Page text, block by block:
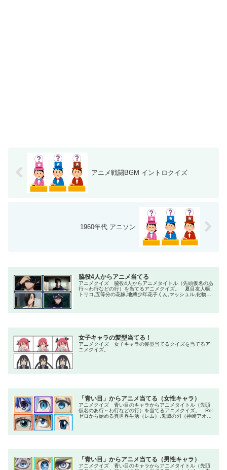
アニメ戦闘BGM イントロクイズ
1960年代 アニソン
脇役4人からアニメ当てる
アニメクイズ 脇役4人からアニメタイトル（先頭仮名のあ
行～わ行などの行）を当てるアニメクイズ。 夏目友人帳,
トリコ,五等分の花嫁,地縛少年花子くん,マッシュル,化物語,
女子キャラの髪型当てる！
アニメクイズ 女子キャラの髪型当てるクイズを当てるア
ニメクイズ。
「青い目」からアニメ当てる（女性キャラ）
アニメクイズ 青い目のキャラからアニメタイトル（先頭
仮名のあ行～わ行などの行）を当てるアニメクイズ。 Re:
ゼロから始める異世界生活（レム）,鬼滅の刃（神崎アオ
「青い目」からアニメ当てる（男性キャラ）
アニメクイズ 青い目のキャラからアニメタイトル（先頭